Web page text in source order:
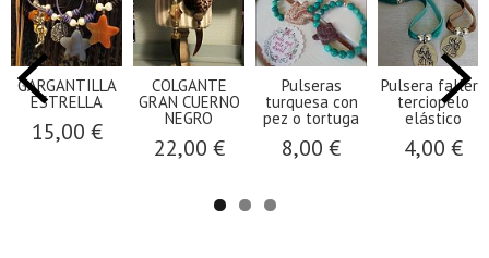
GARGANTILLA
ESTRELLA
15,00 €
COLGANTE
GRAN CUERNO
NEGRO
22,00 €
Pulseras
turquesa con
pez o tortuga
8,00 €
Pulsera fallera
terciopelo
elástico
4,00 €